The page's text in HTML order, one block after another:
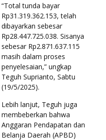
“Total tunda bayar
Rp31.319.362.153, telah
dibayarkan sebesar
Rp28.447.725.038. Sisanya
sebesar Rp2.871.637.115
masih dalam proses
penyelesaian,” ungkap
Teguh Suprianto, Sabtu
(19/5/2025).
Lebih lanjut, Teguh juga
membeberkan bahwa
Anggaran Pendapatan dan
Belanja Daerah (APBD)